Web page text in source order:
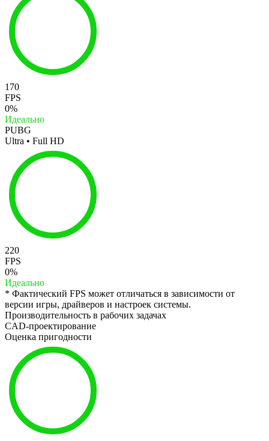
170
FPS
0%
Идеально
PUBG
Ultra • Full HD
220
FPS
0%
Идеально
* Фактический FPS может отличаться в зависимости от
версии игры, драйверов и настроек системы.
Производительность в рабочих задачах
CAD-проектирование
Оценка пригодности